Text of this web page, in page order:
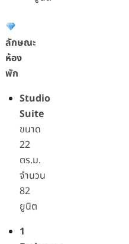
ลักษณะ
ห้อง
พัก
Studio
Suite
ขนาด
22
ตร.ม.
จำนวน
82
ยูนิต
1